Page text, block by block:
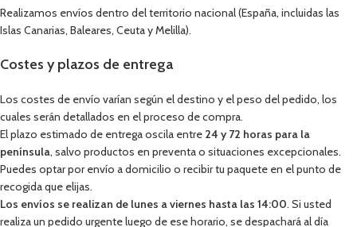
Realizamos envíos dentro del territorio nacional (España, incluidas las
Islas Canarias, Baleares, Ceuta y Melilla).
Costes y plazos de entrega
Los costes de envío varían según el destino y el peso del pedido, los
cuales serán detallados en el proceso de compra.
El plazo estimado de entrega oscila entre 24 y 72 horas para la
península, salvo productos en preventa o situaciones excepcionales.
Puedes optar por envío a domicilio o recibir tu paquete en el punto de
recogida que elijas.
Los envíos se realizan de lunes a viernes hasta las 14:00. Si usted
realiza un pedido urgente luego de ese horario, se despachará al día